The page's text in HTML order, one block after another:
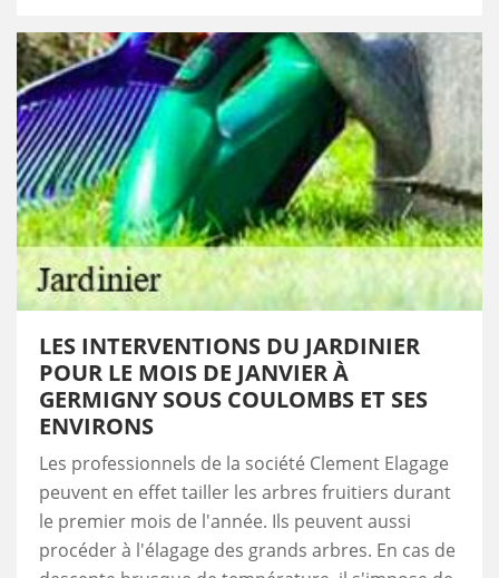
LES INTERVENTIONS DU JARDINIER
POUR LE MOIS DE JANVIER À
GERMIGNY SOUS COULOMBS ET SES
ENVIRONS
Les professionnels de la société Clement Elagage
peuvent en effet tailler les arbres fruitiers durant
le premier mois de l'année. Ils peuvent aussi
procéder à l'élagage des grands arbres. En cas de